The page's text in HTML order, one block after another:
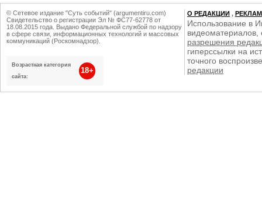
© Сетевое издание "Суть событий" (argumentiru.com)
Свидетельство о регистрации Эл № ФС77-62778 от
18.08.2015 года. Выдано Федеральной службой по надзору
в сфере связи, информационных технологий и массовых
коммуникаций (Роскомнадзор).
Возрастная категория
сайта:
18+
О РЕДАКЦИИ ,
Использование в
видеоматериалов,
разрешения
гиперссылки на
точного
редакции